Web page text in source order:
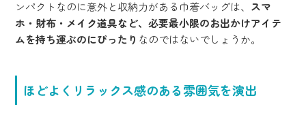
ンパクトなのに意外と収納力がある巾着バッグは、 スマ
ホ・財布・メイク道具など、必要最小限のお出かけアイテ
ムを持ち運ぶのにぴったり なのではないでしょうか。
ほどよくリラックス感のある雰囲気を演出